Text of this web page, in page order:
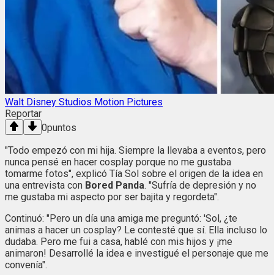
Walt Disney Studios Motion Pictures
Reportar
0puntos
"Todo empezó con mi hija. Siempre la llevaba a eventos, pero
nunca pensé en hacer cosplay porque no me gustaba
tomarme fotos", explicó Tía Sol sobre el origen de la idea en
una entrevista con Bored Panda. "Sufría de depresión y no
me gustaba mi aspecto por ser bajita y regordeta".
Continuó: "Pero un día una amiga me preguntó: 'Sol, ¿te
animas a hacer un cosplay? Le contesté que sí. Ella incluso lo
dudaba. Pero me fui a casa, hablé con mis hijos y ¡me
animaron! Desarrollé la idea e investigué el personaje que me
convenía".